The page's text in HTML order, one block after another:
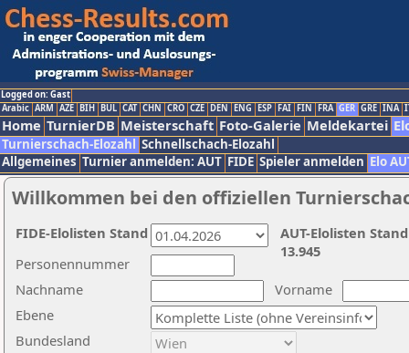
Logged on: Gast
Arabic ARM AZE BIH BUL CAT CHN CRO CZE DEN ENG ESP FAI FIN FRA GER GRE INA
Home TurnierDB Meisterschaft Foto-Galerie Meldekartei
Turnierschach-Elozahl Schnellschach-Elozahl
Allgemeines Turnier anmelden: AUT FIDE Spieler anmelden Elo
Willkommen bei den offiziellen
Nachname
Vorname
Ebene
Personennummer
Bundesland
AUT-Elolisten
13.945
FIDE-Elolisten Stand